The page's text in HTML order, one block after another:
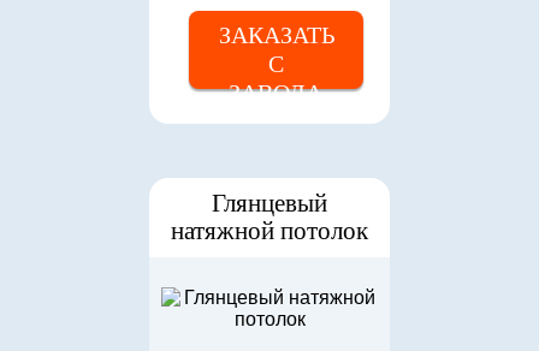
ЗАКАЗАТЬ
С
ЗАВОДА
Глянцевый
натяжной потолок